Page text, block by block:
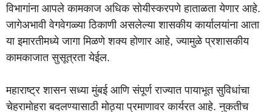
विभागांना आपले कामकाज अधिक सोयीस्करपणे हाताळता येणार आहे.
जागेअभावी वेगवेगळ्या ठिकाणी असलेल्या शासकीय कार्यालयांना आता
या इमारतीमध्ये जागा मिळणे शक्य होणार आहे, ज्यामुळे प्रशासकीय
कामकाजात सुसूत्रता येईल.
महाराष्ट्र शासन सध्या मुंबई आणि संपूर्ण राज्यात पायाभूत सुविधांचा
चेहरामोहरा बदलण्यासाठी मोठ्या प्रमाणावर कार्यरत आहे. नुकतीच